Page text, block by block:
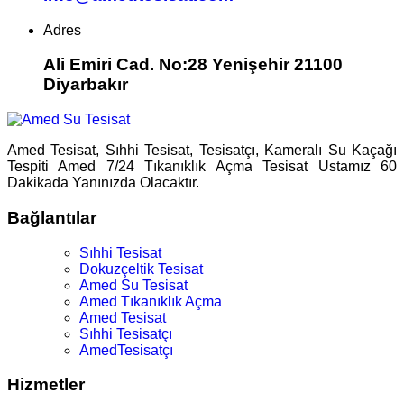
Adres
Ali Emiri Cad. No:28 Yenişehir 21100
Diyarbakır
Amed Tesisat, Sıhhi Tesisat, Tesisatçı, Kameralı Su Kaçağı
Tespiti Amed 7/24 Tıkanıklık Açma Tesisat Ustamız 60
Dakikada Yanınızda Olacaktır.
Bağlantılar
Sıhhi Tesisat
Dokuzçeltik Tesisat
Amed Su Tesisat
Amed Tıkanıklık Açma
Amed Tesisat
Sıhhi Tesisatçı
AmedTesisatçı
Hizmetler